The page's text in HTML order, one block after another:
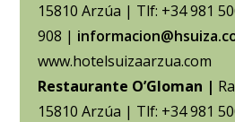
15810 Arzúa | Tlf: +34 981
908 |
www.hotelsuizaarzua.com
Restaurante O’Gloman |
15810 Arzúa | Tlf: +34 981